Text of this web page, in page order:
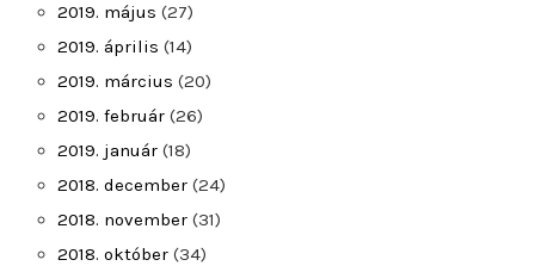
2019. május (27)
2019. április (14)
2019. március (20)
2019. február (26)
2019. január (18)
2018. december (24)
2018. november (31)
2018. október (34)